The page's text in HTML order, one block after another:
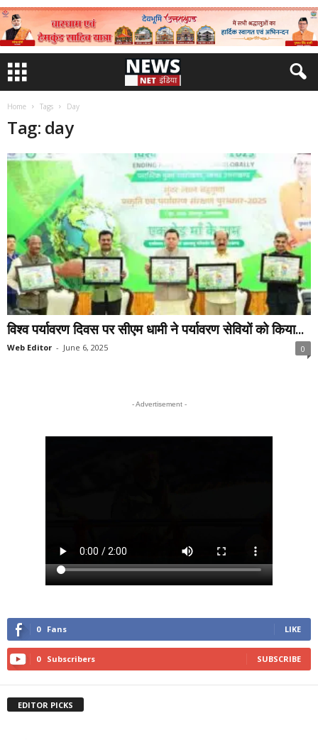
Home Tags Day
Tag: day
विश्व पर्यावरण दिवस पर सीएम धामी ने पर्यावरण सेवियों को किया...
Web Editor - June 6, 2025 0
- Advertisement -
0 Fans LIKE
0 Subscribers SUBSCRIBE
EDITOR PICKS